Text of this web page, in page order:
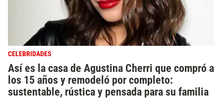
CELEBRIDADES
Así es la casa de Agustina Cherri que compró a
los 15 años y remodeló por completo:
sustentable, rústica y pensada para su familia